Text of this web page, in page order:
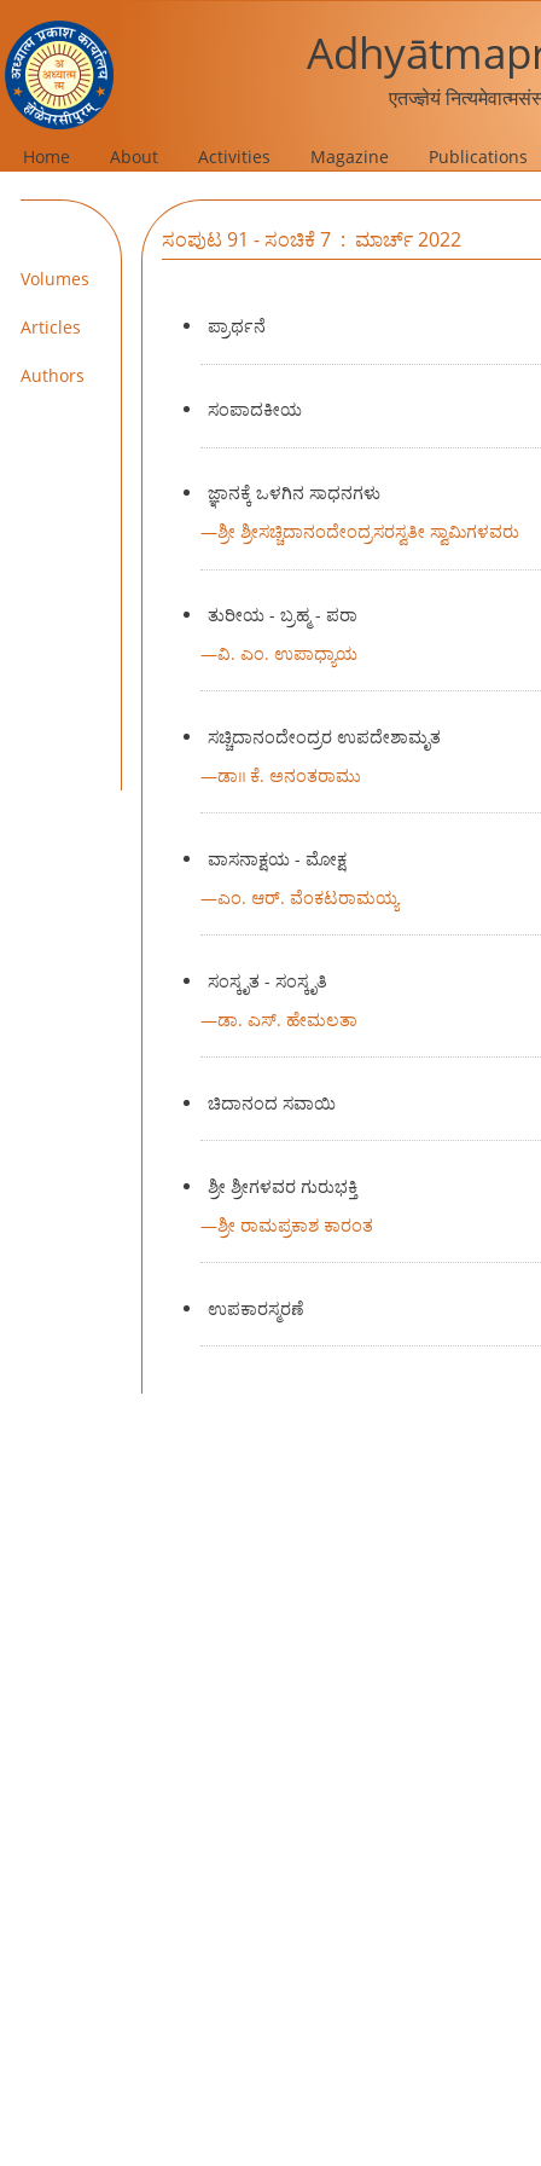
एतज्ज्ञेयं
Home About Activities Magazine Publications
Volumes
Articles
Authors
ಸಂಪುಟ 91 - ಸಂಚಿಕೆ 7 : ಮಾರ್ಚ್ 2022
ಪ್ರಾರ್ಥನೆ
ಸಂಪಾದಕೀಯ
ಜ್ಞಾನಕ್ಕೆ ಒಳಗಿನ ಸಾಧನಗಳು
—ಶ್ರೀ ಶ್ರೀಸಚ್ಚಿದಾನಂದೇಂದ್ರಸರಸ್ವತೀ ಸ್ವಾಮಿಗಳವರು
ತುರೀಯ - ಬ್ರಹ್ಮ - ಪರಾ
—ವಿ. ಎಂ. ಉಪಾಧ್ಯಾಯ
ಸಚ್ಚಿದಾನಂದೇಂದ್ರರ ಉಪದೇಶಾಮೃತ
—ಡಾ॥ ಕೆ. ಅನಂತರಾಮು
ವಾಸನಾಕ್ಷಯ - ಮೋಕ್ಷ
—ಎಂ. ಆರ್. ವೆಂಕಟರಾಮಯ್ಯ
ಸಂಸ್ಕೃತ - ಸಂಸ್ಕೃತಿ
—ಡಾ. ಎಸ್. ಹೇಮಲತಾ
ಚಿದಾನಂದ ಸವಾಯಿ
ಶ್ರೀ ಶ್ರೀಗಳವರ ಗುರುಭಕ್ತಿ
—ಶ್ರೀ ರಾಮಪ್ರಕಾಶ ಕಾರಂತ
ಉಪಕಾರಸ್ಮರಣೆ